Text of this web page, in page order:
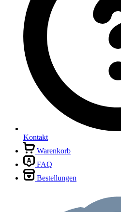
Kontakt
Warenkorb
FAQ
Bestellungen